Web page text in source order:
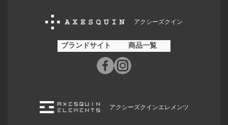
アクシーズクイン
ブランドサイト 商品一覧
アクシーズクインエレメンツ